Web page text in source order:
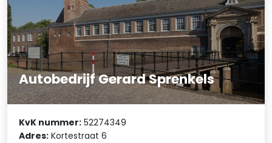
Autobedrijf Gerard Sprenkels
KvK nummer: 52274349
Adres: Kortestraat 6